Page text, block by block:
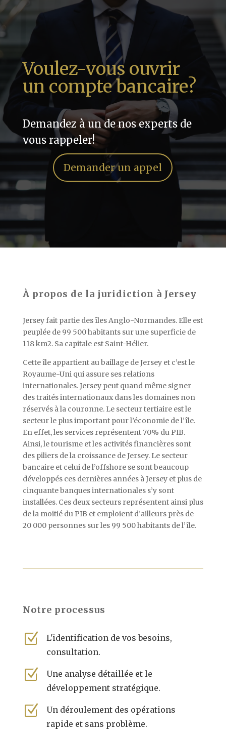
Voulez-vous ouvrir
un compte bancaire?
Demandez à un de nos experts de
vous rappeler!
Demander un appel
À propos de la juridiction à Jersey
Jersey fait partie des îles Anglo-Normandes. Elle est
peuplée de 99 500 habitants sur une superficie de
118 km2. Sa capitale est Saint-Hélier.
Cette île appartient au baillage de Jersey et c’est le
Royaume-Uni qui assure ses relations
internationales. Jersey peut quand même signer
des traités internationaux dans les domaines non
réservés à la couronne. Le secteur tertiaire est le
secteur le plus important pour l’économie de l’île.
En effet, les services représentent 70% du PIB.
Ainsi, le tourisme et les activités financières sont
des piliers de la croissance de Jersey. Le secteur
bancaire et celui de l’offshore se sont beaucoup
développés ces dernières années à Jersey et plus de
cinquante banques internationales s’y sont
installées. Ces deux secteurs représentent ainsi plus
de la moitié du PIB et emploient d’ailleurs près de
20 000 personnes sur les 99 500 habitants de l’île.
Notre processus
Z
L'identification de vos besoins,
consultation.
Z
Une analyse détaillée et le
développement stratégique.
Z
Un déroulement des opérations
rapide et sans problème.